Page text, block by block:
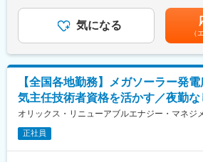
す。
■業務の魅力：
北海道内7空港の一括民営化がスタート
等を目標に掲げています。広域での一
ていち早い試みとなるため、新たな「北
齢も前職も性別もそれぞれ違う仲間たち
のが夢だった方、ダイナミックな仕事
・毎日プラントの工事現場に出向いて
・1日のうち6.7割ほどは工事現場、残
・内勤業務では工事現場の安全状況・
実施内容を上長に報告
・安全管理対策の提案等も行う（夏場
・キャリアアップ教育に基づく講習
ります。月給(月額)は固定手当を含めた
気になる
（
【全国各地勤務】メガソーラー発
気主任技術者資格を活かす／夜勤
オリックス・リニューアブルエナジー・マネジ
正社員